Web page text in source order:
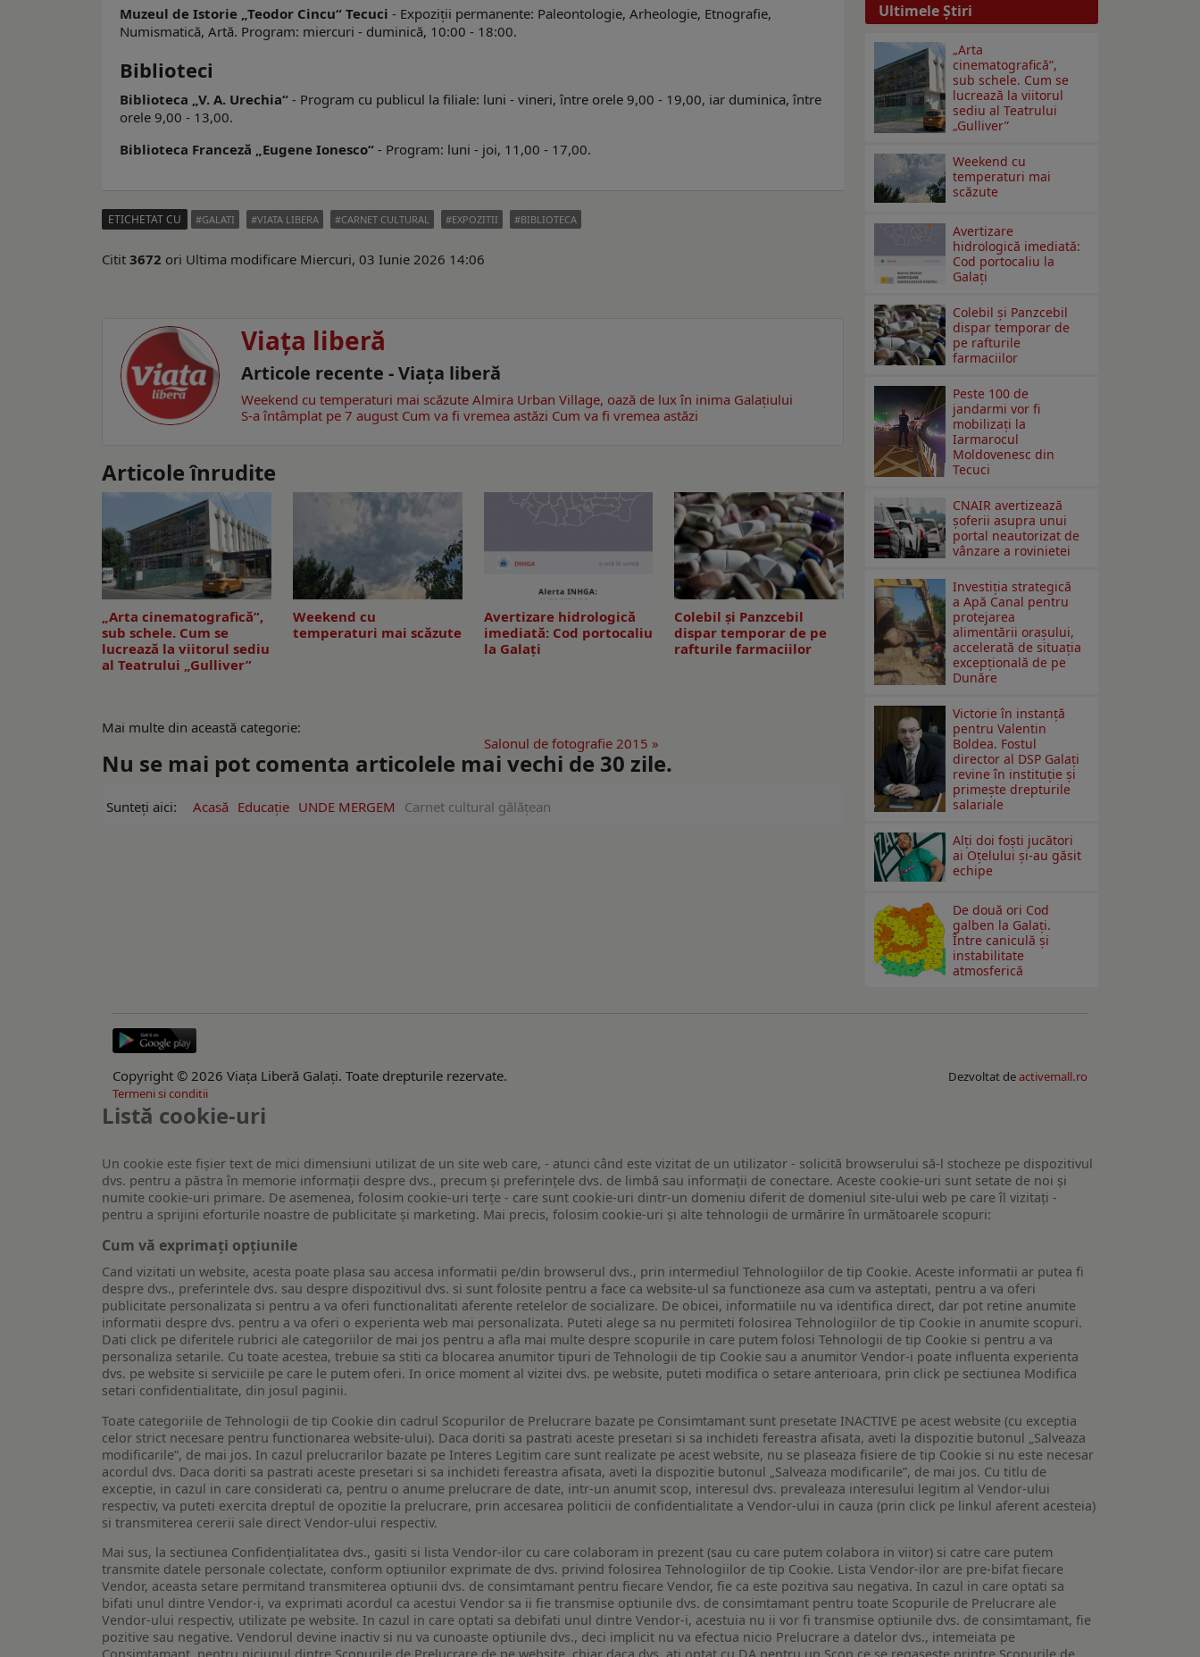
Muzeul de Istorie „Teodor Cincu“ Tecuci - Expoziţii permanente: Paleontologie, Arheologie, Etnografie,
Numismatică, Artă. Program: miercuri - duminică, 10:00 - 18:00.
Biblioteci
Biblioteca „V. A. Urechia“ - Program cu publicul la filiale: luni - vineri, între orele 9,00 - 19,00, iar duminica, între
orele 9,00 - 13,00.
Biblioteca Franceză „Eugene Ionesco“ - Program: luni - joi, 11,00 - 17,00.
ETICHETAT CU GALATI VIATA LIBERA CARNET CULTURAL EXPOZITII BIBLIOTECA
Citit 3672 ori Ultima modificare Miercuri, 03 Iunie 2026 14:06
Viaţa liberă
Articole recente - Viaţa liberă
Weekend cu temperaturi mai scăzute Almira Urban Village, oază de lux în inima Galațiului
S-a întâmplat pe 7 august Cum va fi vremea astăzi Cum va fi vremea astăzi
Articole înrudite
„Arta cinematografică”,
sub schele. Cum se
lucrează la viitorul sediu
al Teatrului „Gulliver”
Weekend cu
temperaturi mai scăzute
Avertizare hidrologică
imediată: Cod portocaliu
la Galaţi
Colebil și Panzcebil
dispar temporar de pe
rafturile farmaciilor
Mai multe din această categorie:
Salonul de fotografie 2015 »
Nu se mai pot comenta articolele mai vechi de 30 zile.
Sunteți aici: Acasă Educație UNDE MERGEM Carnet cultural gălățean
Ultimele Ştiri
„Arta
cinematografică”,
sub schele. Cum se
lucrează la viitorul
sediu al Teatrului
„Gulliver”
Weekend cu
temperaturi mai
scăzute
Avertizare
hidrologică imediată:
Cod portocaliu la
Galaţi
Colebil și Panzcebil
dispar temporar de
pe rafturile
farmaciilor
Peste 100 de
jandarmi vor fi
mobilizați la
Iarmarocul
Moldovenesc din
Tecuci
CNAIR avertizează
șoferii asupra unui
portal neautorizat de
vânzare a rovinietei
Investiția strategică
a Apă Canal pentru
protejarea
alimentării orașului,
accelerată de situația
excepțională de pe
Dunăre
Victorie în instanță
pentru Valentin
Boldea. Fostul
director al DSP Galați
revine în instituție și
primește drepturile
salariale
Alți doi foști jucători
ai Oțelului și-au găsit
echipe
De două ori Cod
galben la Galaţi.
Între caniculă şi
instabilitate
atmosferică
Copyright © 2026 Viaţa Liberă Galaţi. Toate drepturile rezervate. Dezvoltat deactivemall.ro
Termeni si conditii
Listă cookie-uri
Un cookie este fişier text de mici dimensiuni utilizat de un site web care, - atunci când este vizitat de un utilizator - solicită browserului să-l stocheze pe dispozitivul
dvs. pentru a păstra în memorie informații despre dvs., precum și preferințele dvs. de limbă sau informații de conectare. Aceste cookie-uri sunt setate de noi și
numite cookie-uri primare. De asemenea, folosim cookie-uri terțe - care sunt cookie-uri dintr-un domeniu diferit de domeniul site-ului web pe care îl vizitați -
pentru a sprijini eforturile noastre de publicitate și marketing. Mai precis, folosim cookie-uri și alte tehnologii de urmărire în următoarele scopuri:
Cum vă exprimați opțiunile
Cand vizitati un website, acesta poate plasa sau accesa informatii pe/din browserul dvs., prin intermediul Tehnologiilor de tip Cookie. Aceste informatii ar putea fi
despre dvs., preferintele dvs. sau despre dispozitivul dvs. si sunt folosite pentru a face ca website-ul sa functioneze asa cum va asteptati, pentru a va oferi
publicitate personalizata si pentru a va oferi functionalitati aferente retelelor de socializare. De obicei, informatiile nu va identifica direct, dar pot retine anumite
informatii despre dvs. pentru a va oferi o experienta web mai personalizata. Puteti alege sa nu permiteti folosirea Tehnologiilor de tip Cookie in anumite scopuri.
Dati click pe diferitele rubrici ale categoriilor de mai jos pentru a afla mai multe despre scopurile in care putem folosi Tehnologii de tip Cookie si pentru a va
personaliza setarile. Cu toate acestea, trebuie sa stiti ca blocarea anumitor tipuri de Tehnologii de tip Cookie sau a anumitor Vendor-i poate influenta experienta
dvs. pe website si serviciile pe care le putem oferi. In orice moment al vizitei dvs. pe website, puteti modifica o setare anterioara, prin click pe sectiunea Modifica
setari confidentialitate, din josul paginii.
Toate categoriile de Tehnologii de tip Cookie din cadrul Scopurilor de Prelucrare bazate pe Consimtamant sunt presetate INACTIVE pe acest website (cu exceptia
celor strict necesare pentru functionarea website-ului). Daca doriti sa pastrati aceste presetari si sa inchideti fereastra afisata, aveti la dispozitie butonul „Salveaza
modificarile”, de mai jos. In cazul prelucrarilor bazate pe Interes Legitim care sunt realizate pe acest website, nu se plaseaza fisiere de tip Cookie si nu este necesar
acordul dvs. Daca doriti sa pastrati aceste presetari si sa inchideti fereastra afisata, aveti la dispozitie butonul „Salveaza modificarile”, de mai jos. Cu titlu de
exceptie, in cazul in care considerati ca, pentru o anume prelucrare de date, intr-un anumit scop, interesul dvs. prevaleaza interesului legitim al Vendor-ului
respectiv, va puteti exercita dreptul de opozitie la prelucrare, prin accesarea politicii de confidentialitate a Vendor-ului in cauza (prin click pe linkul aferent acesteia)
si transmiterea cererii sale direct Vendor-ului respectiv.
Mai sus, la sectiunea Confidențialitatea dvs., gasiti si lista Vendor-ilor cu care colaboram in prezent (sau cu care putem colabora in viitor) si catre care putem
transmite datele personale colectate, conform optiunilor exprimate de dvs. privind folosirea Tehnologiilor de tip Cookie. Lista Vendor-ilor are pre-bifat fiecare
Vendor, aceasta setare permitand transmiterea optiunii dvs. de consimtamant pentru fiecare Vendor, fie ca este pozitiva sau negativa. In cazul in care optati sa
bifati unul dintre Vendor-i, va exprimati acordul ca acestui Vendor sa ii fie transmise optiunile dvs. de consimtamant pentru toate Scopurile de Prelucrare ale
Vendor-ului respectiv, utilizate pe website. In cazul in care optati sa debifati unul dintre Vendor-i, acestuia nu ii vor fi transmise optiunile dvs. de consimtamant, fie
pozitive sau negative. Vendorul devine inactiv si nu va cunoaste optiunile dvs., deci implicit nu va efectua nicio Prelucrare a datelor dvs., intemeiata pe